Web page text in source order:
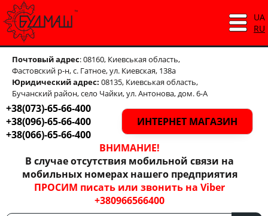
Почтовый адрес: 08160, Киевськая область,
Фастовский р-н, с. Гатное, ул. Киевская, 138а
Юридический адрес: 08135, Киевськая область,
Бучанский район, село Чайки, ул. Антонова, дом. 6-А
+38(073)-65-66-400
+38(096)-65-66-400
+38(066)-65-66-400
ИНТЕРНЕТ МАГАЗИН
ВНИМАНИЕ!
В случае отсутствия мобильной связи на
мобильных номерах нашего предприятия
ПРОСИМ писать или звонить на Viber
+380966566400
UA
RU